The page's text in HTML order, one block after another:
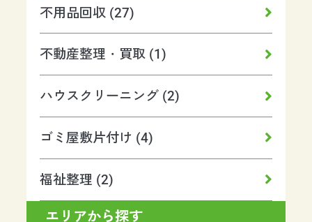
不用品回収 (27)
不動産整理・買取 (1)
ハウスクリーニング (2)
ゴミ屋敷片付け (4)
福祉整理 (2)
エリアから探す